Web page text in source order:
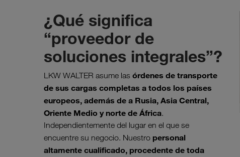
¿Qué significa
“proveedor de
soluciones integrales”?
LKW WALTER asume las órdenes de transporte
de sus cargas completas a todos los países
europeos, además de a Rusia, Asia Central,
Oriente Medio y norte de África.
Independientemente del lugar en el que se
encuentre su negocio. Nuestro personal
altamente cualificado, procedente de toda